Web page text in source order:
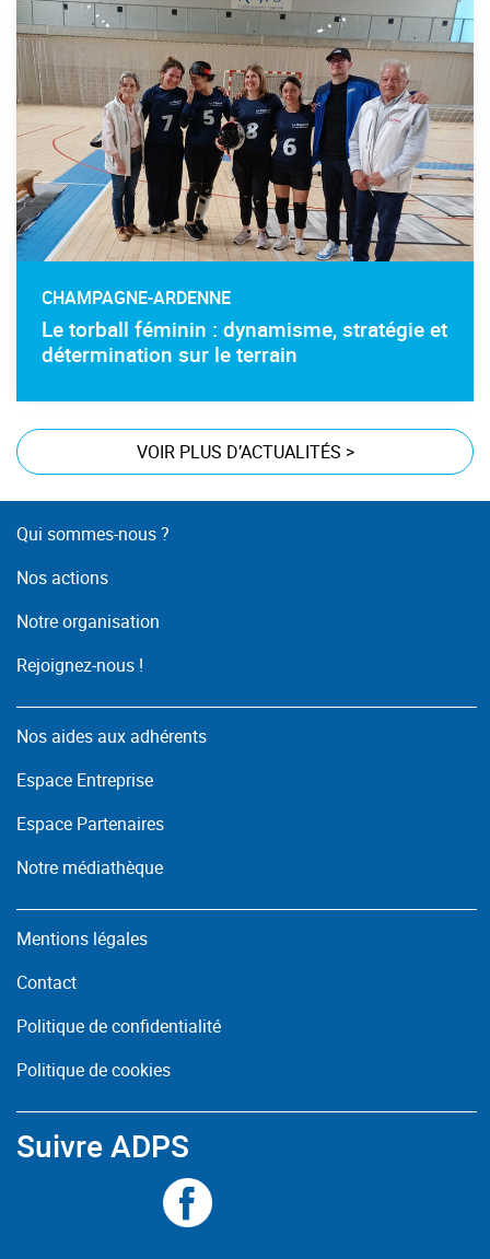
CHAMPAGNE-ARDENNE
Le torball féminin : dynamisme, stratégie et
détermination sur le terrain
VOIR PLUS D’ACTUALITÉS >
Qui sommes-nous ?
Nos actions
Notre organisation
Rejoignez-nous !
Nos aides aux adhérents
Espace Entreprise
Espace Partenaires
Notre médiathèque
Mentions légales
Contact
Politique de confidentialité
Politique de cookies
Suivre ADPS